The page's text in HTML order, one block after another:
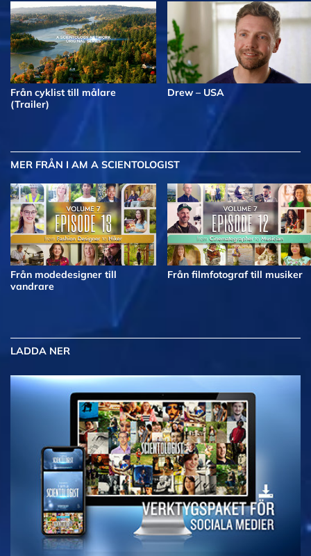
Från cyklist till målare
(Trailer)
Drew – USA
MER FRÅN I AM A SCIENTOLOGIST
Från modedesigner till
vandrare
Från filmfotograf till musiker
LADDA NER